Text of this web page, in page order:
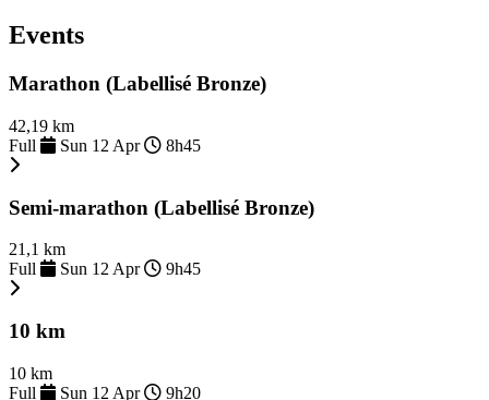
Events
Marathon (Labellisé Bronze)
42,19 km
Full
Sun 12 Apr 8h45
Semi-marathon (Labellisé Bronze)
21,1 km
Full
Sun 12 Apr 9h45
10 km
10 km
Full
Sun 12 Apr 9h20